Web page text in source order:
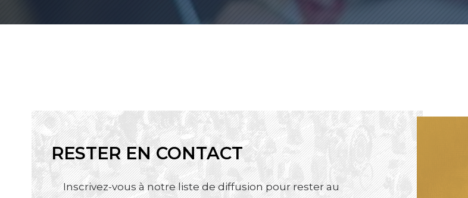
RESTER EN CONTACT
Inscrivez-vous à notre liste de diffusion pour rester au